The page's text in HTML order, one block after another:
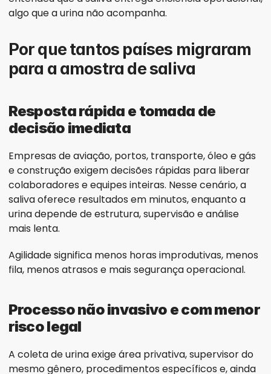
algo que a urina não acompanha.
Por que tantos países migraram
para a amostra de saliva
Resposta rápida e tomada de
decisão imediata
Empresas de aviação, portos, transporte, óleo e gás
e construção exigem decisões rápidas para liberar
colaboradores e equipes inteiras. Nesse cenário, a
saliva oferece resultados em minutos, enquanto a
urina depende de estrutura, supervisão e análise
mais lenta.
Agilidade significa menos horas improdutivas, menos
fila, menos atrasos e mais segurança operacional.
Processo não invasivo e com menor
risco legal
A coleta de urina exige área privativa, supervisor do
mesmo gênero, procedimentos específicos e, ainda